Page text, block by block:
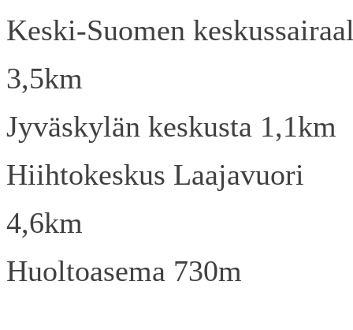
Keski-Suomen
3,5km
Jyväskylän keskusta 1,1km
Hiihtokeskus Laajavuori
4,6km
Huoltoasema 730m